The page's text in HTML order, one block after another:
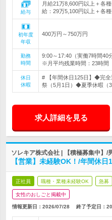
給与
月給21万8,600円以上＋各
給：29万5,100円以上＋各
初年度
年収
400万円～750万円
勤務
時間
9:00～17:40（実働7時間40
※月平均残業時間：23時間
休日
休暇
# 【年間休日125日】◆完
祭（5月1日）◆夏季休暇（
求人詳細を見る
ソレキア株式会社 | 【積極募集中】/
【営業】未経験OK！/年間休
正社員 職種・業種未経験OK 急募
女性のおしごと掲載中
情報更新日：2026/07/28 終了予定日：